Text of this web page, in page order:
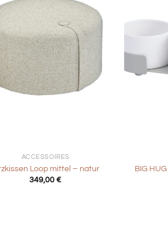
ACCESSOIRES
Loop mittel – natur
349,00€
BIG